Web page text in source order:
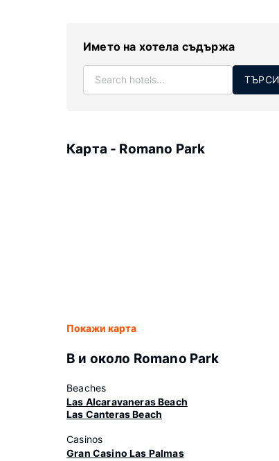
Името на хотела съдържа
ТЪРСИ
Карта - Romano Park
Покажи карта
В и около Romano Park
Beaches
Las Alcaravaneras Beach
Las Canteras Beach
Casinos
Gran Casino Las Palmas